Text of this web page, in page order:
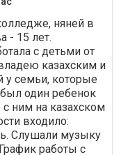
няней в
- 15 лет.
с детьми от
казахским и
у семьи, которые
один ребенок
ним на казахском
входило:
Слушали музыку
работы с